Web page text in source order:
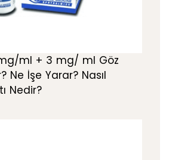
ml + 3 mg/ ml Göz
Ne İşe Yarar? Nasıl
Nedir?